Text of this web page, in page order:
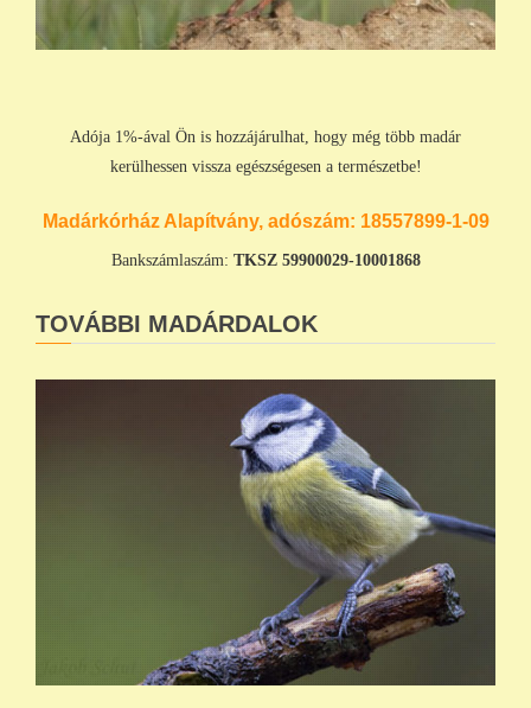
Adója 1%-ával Ön is hozzájárulhat, hogy még több madár
kerülhessen vissza egészségesen a természetbe!
Madárkórház Alapítvány, adószám: 18557899-1-09
Bankszámlaszám: TKSZ 59900029-10001868
TOVÁBBI MADÁRDALOK